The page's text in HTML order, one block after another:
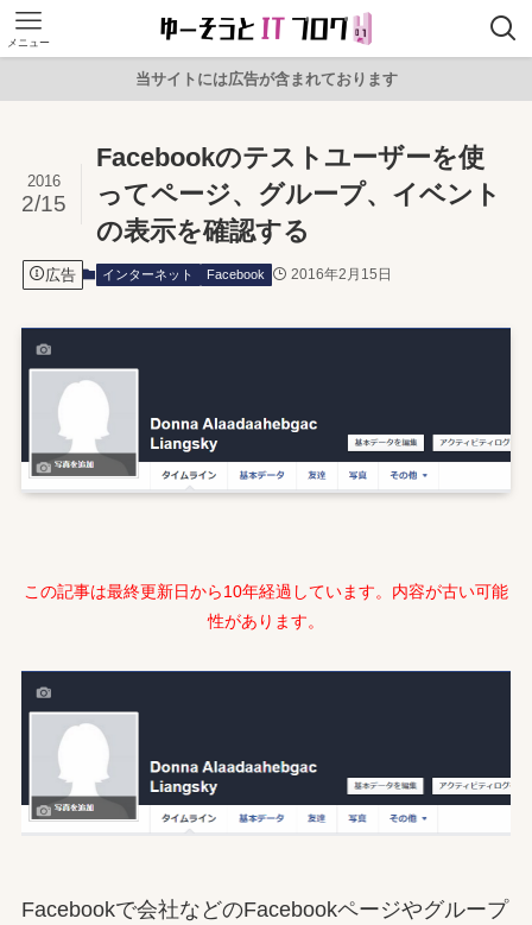
メニュー
当サイトには広告が含まれております
Facebookのテストユーザーを使
ってページ、グループ、イベント
の表示を確認する
2016
2/15
広告 インターネット Facebook 2016年2月15日
この記事は最終更新日から10年経過しています。内容が古い可能
性があります。
Facebookで会社などのFacebookページやグループ